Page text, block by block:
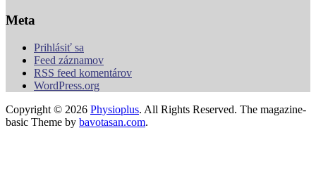
Meta
Prihlásiť sa
Feed záznamov
RSS feed komentárov
WordPress.org
Copyright © 2026 Physioplus. All Rights Reserved. The magazine-
basic Theme by bavotasan.com.